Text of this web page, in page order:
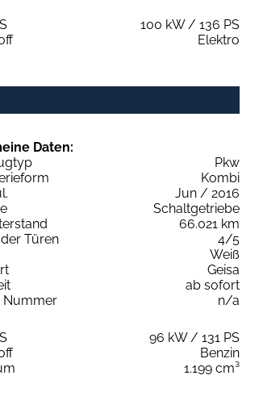
100 kW / 136 PS
Elektro
Daten:
Pkw
Kombi
Jun / 2016
Schaltgetriebe
66.021 km
Türen
4/5
Weiß
Geisa
ab sofort
Nummer
n/a
96 kW / 131 PS
Benzin
1.199 cm³